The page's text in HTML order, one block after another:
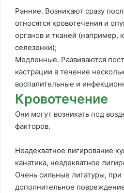
Ранние. Возникают сразу
относятся кровотечения и
органов и тканей (например,
селезенки);
Медленные. Развиваются
кастрации в течение
воспалительные и
Кровотечение
Они могут возникать под
факторов.
Неадекватное лигирование
канатика, неадекватное
Очень сильные лигатуры,
дополнительное